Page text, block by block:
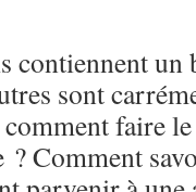
contiennent
sont
faire
Comment